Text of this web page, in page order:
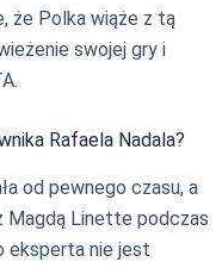
że Polka wiąże z tą
swojej gry i
Rafaela Nadala?
od pewnego czasu, a
Magdą Linette podczas
eksperta nie jest